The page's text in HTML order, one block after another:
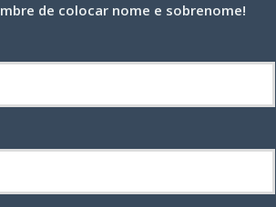
HOTEL YOO2, NO RIO
do hotel Yoo2, no Rio
LinkedIn Pinterest
de colocar nome e sobrenome!